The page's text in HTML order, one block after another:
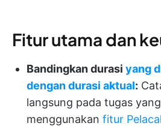
Fitur utama dan
Bandingkan durasi yang
dengan durasi aktual:
langsung pada tugas
menggunakan fitur